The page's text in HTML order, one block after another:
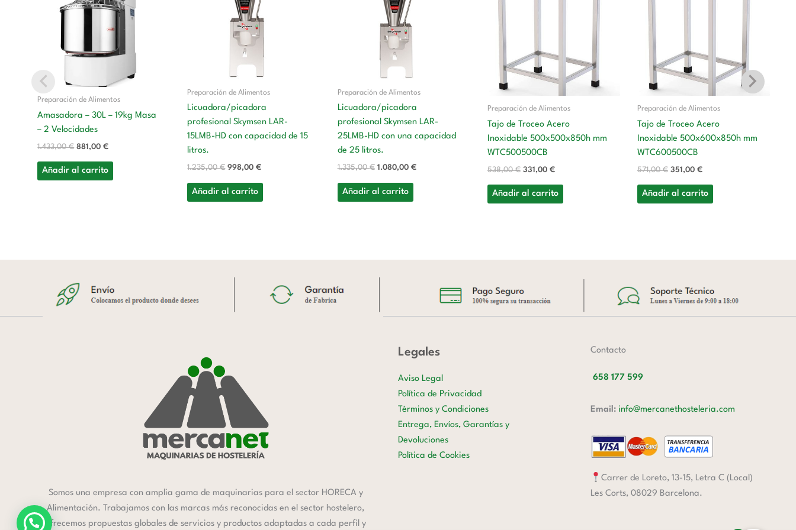
Preparación de Alimentos
Amasadora – 30L – 19kg Masa
– 2 Velocidades
1.433,00€
era:
881,00€
es:
881,00 €.
Añadir al carrito
Preparación de Alimentos
Licuadora/picadora
profesional Skymsen LAR-
15LMB-HD con capacidad de 15
litros.
1.235,00€
era:
1.235,00 €.
998,00€
998,00 €.
Añadir al carrito
Preparación de Alimentos
Licuadora/picadora
profesional Skymsen LAR-
25LMB-HD con una capacidad
de 25 litros.
1.335,00€
era:
1.335,00 €.
1.080,00 €
Añadir al carrito
Preparación de Alimentos
Tajo de Troceo Acero
Inoxidable 500x500x850h mm
WTC500500CB
538,00€ 331,00 €
Añadir al carrito
Preparación de Alimentos
Tajo de Troceo Acero
Inoxidable 500x600x850h mm
WTC600500CB
571,00€ 351,00 €
Añadir al carrito
Somos una empresa con amplia gama de maquinarias para el sector HORECA y
Alimentación. Trabajamos con las marcas más reconocidas en el sector hostelero,
ofrecemos propuestas globales de servicios y productos adaptadas a cada perfil y
Legales
Aviso Legal
Política de Privacidad
Términos y Condiciones
Entrega, Envíos, Garantías y
Devoluciones
Política de Cookies
Contacto
658 177 599
Email: info@mercanethosteleria.com
Carrer de Loreto, 13-15, Letra C (Local)
Les Corts, 08029 Barcelona.